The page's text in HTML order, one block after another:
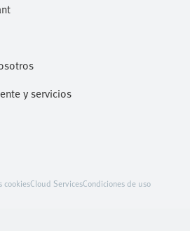
y servicios
cookiesCloud ServicesCondiciones de uso